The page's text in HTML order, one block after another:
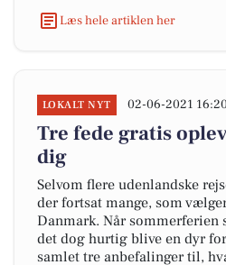
Læs hele artiklen her
LOKALT NYT 02-06-2021
Tre fede gratis
dig
Selvom flere udenlandske
der fortsat mange, som
Danmark. Når sommerferien
det dog hurtig blive en dyr
samlet tre anbefalinger til,